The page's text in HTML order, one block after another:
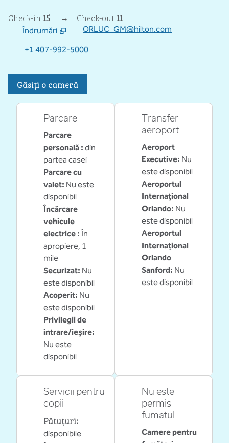
Check-in 15 → Check-out11
Îndrumări
Deschide o filă nouă
ORLUC_GM@hilton.com
+1 407-992-5000
Găsiți o cameră
Parcare
Parcare
personală : din
partea casei
Parcare cu
valet: Nu este
disponibil
Încărcare
vehicule
electrice : În
apropiere, 1
mile
Securizat: Nu
este disponibil
Acoperit: Nu
este disponibil
Privilegii de
intrare/ieșire:
Nu este
disponibil
Transfer
aeroport
Aeroport
Executive: Nu
este disponibil
Aeroportul
Internațional
Orlando: Nu
este disponibil
Aeroportul
Internațional
Orlando
Sanford: Nu
este disponibil
Servicii pentru
copii
Pătuțuri:
disponibile
Nu este
permis
fumatul
Camere pentru